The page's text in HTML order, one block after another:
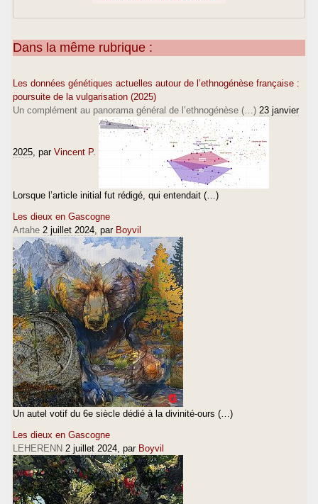
Dans la même rubrique :
Les données génétiques actuelles autour de l’ethnogénèse française :
poursuite de la vulgarisation (2025)
Un complément au panorama général de l’ethnogénèse (…) 23 janvier
2025 , par Vincent P.
Lorsque l’article initial fut rédigé, qui entendait (…)
Les dieux en Gascogne
Artahe 2 juillet 2024 , par Boyvil
Un autel votif du 6e siècle dédié à la divinité-ours (…)
Les dieux en Gascogne
LEHERENN 2 juillet 2024 , par Boyvil